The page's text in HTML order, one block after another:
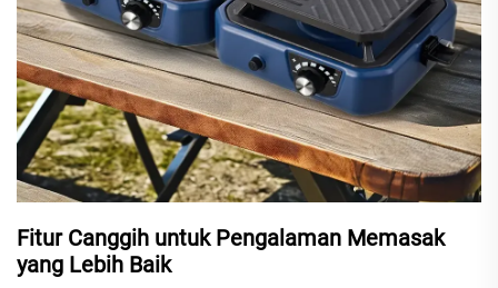
Fitur Canggih untuk Pengalaman Memasak
yang Lebih Baik